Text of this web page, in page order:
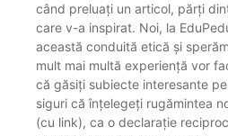
când preluați un articol, părți
care v-a inspirat. Noi, la
această conduită etică și
mult mai multă experiență vor
că găsiți subiecte interesante
siguri că înțelegeți rugămintea
(cu link), ca o declarație